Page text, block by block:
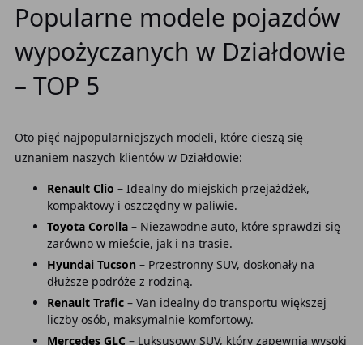
Popularne modele pojazdów
wypożyczanych w Działdowie
– TOP 5
Oto pięć najpopularniejszych modeli, które cieszą się
uznaniem naszych klientów w Działdowie:
Renault Clio – Idealny do miejskich przejażdżek,
kompaktowy i oszczędny w paliwie.
Toyota Corolla– Niezawodne auto, które sprawdzi się
zarówno w mieście, jak i na trasie.
Hyundai Tucson – Przestronny SUV, doskonały na
dłuższe podróże z rodziną.
Renault Trafic– Van idealny do transportu większej
liczby osób, maksymalnie komfortowy.
Mercedes GLC – Luksusowy SUV, który zapewnia wysoki